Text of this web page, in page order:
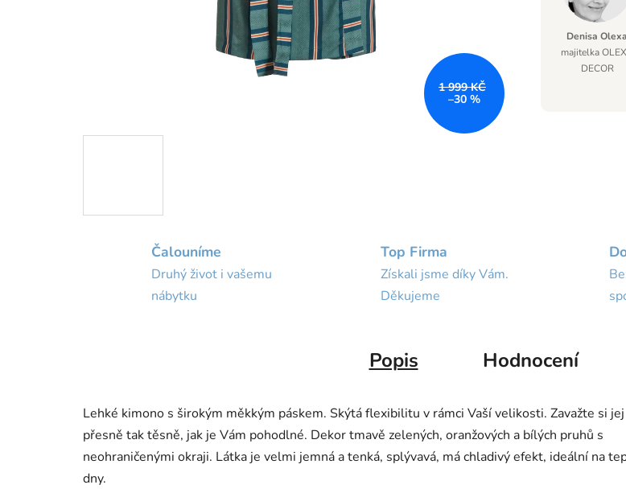
Denisa Olexa
majitelka
DECOR
1 999 KČ
–30 %
Čalouníme
Druhý život i vašemu
nábytku
Top Firma
Získali jsme díky Vám.
Děkujeme
Popis Hodnocení
Lehké kimono s širokým měkkým páskem. Skýtá flexibilitu v rámci Vaší velikosti. Zavažte si jej
přesně tak těsně, jak je Vám pohodlné. Dekor tmavě zelených, oranžových a bílých pruhů s
neohraničenými okraji. Látka je velmi jemná a tenká, splývavá, má chladivý efekt, ideální na
dny.